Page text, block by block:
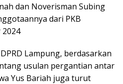
dan Noverisman Subing
dari PKB
Lampung, berdasarkan
usulan pergantian antar
Yus Bariah juga turut